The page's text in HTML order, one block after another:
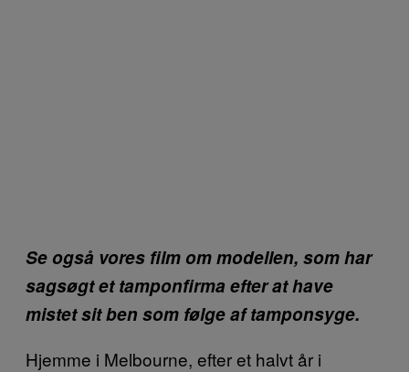
Se også vores film om modellen, som har
sagsøgt et tamponfirma efter at have
mistet sit ben som følge af tamponsyge.
Hjemme i Melbourne, efter et halvt år i